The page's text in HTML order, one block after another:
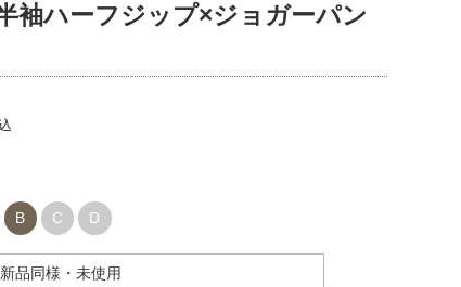
袖ハーフジップ×ジョガーパン
B C D
新品同様・未使用